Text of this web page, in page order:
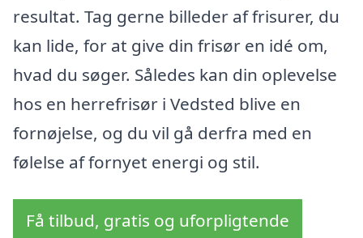
resultat. Tag gerne billeder af frisurer, du
kan lide, for at give din frisør en idé om,
hvad du søger. Således kan din oplevelse
hos en herrefrisør i Vedsted blive en
fornøjelse, og du vil gå derfra med en
følelse af fornyet energi og stil.
Få tilbud, gratis og uforpligtende